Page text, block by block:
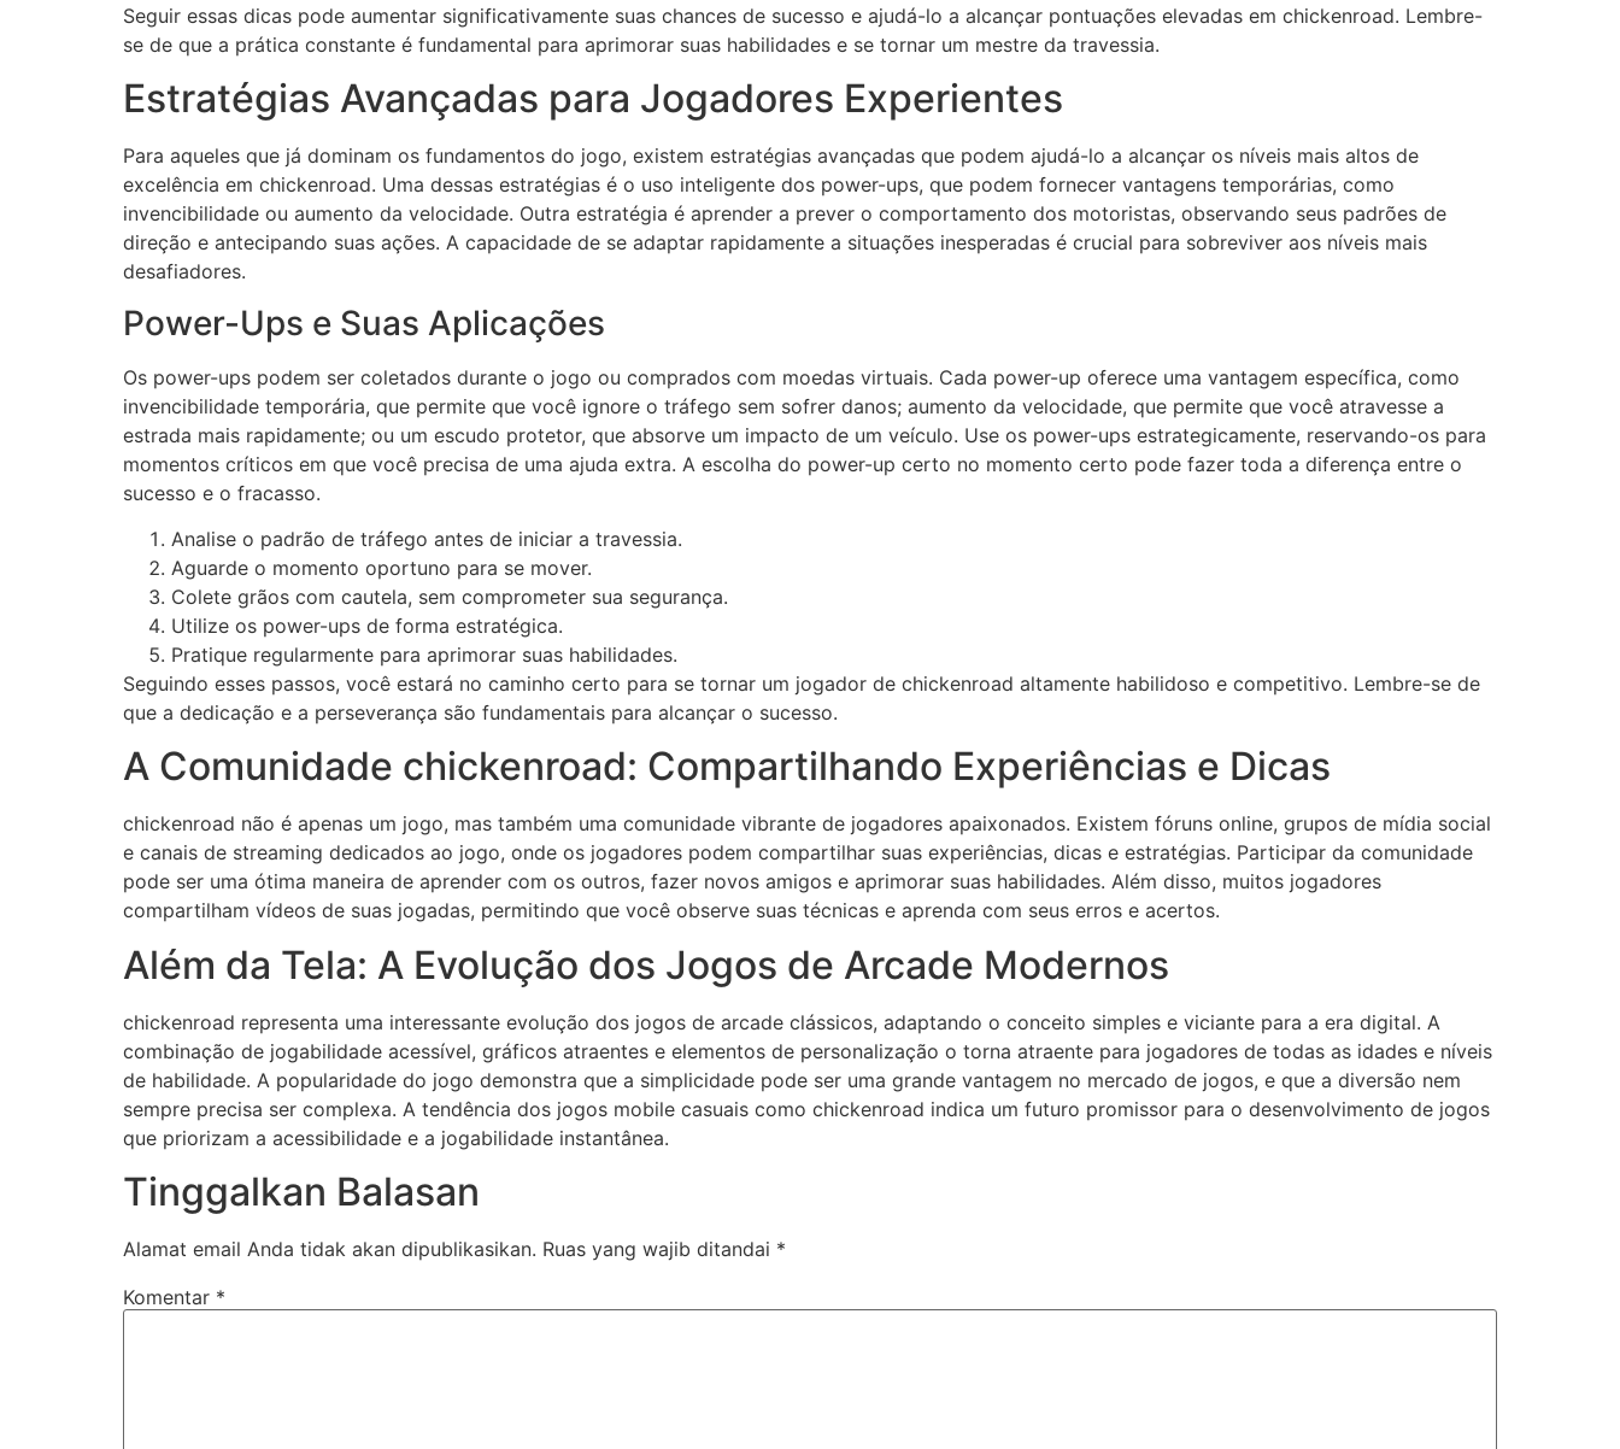
Seguir essas dicas pode aumentar significativamente suas chances de sucesso e ajudá-lo a alcançar pontuações elevadas em chickenroad. Lembre-
se de que a prática constante é fundamental para aprimorar suas habilidades e se tornar um mestre da travessia.
Estratégias Avançadas para Jogadores Experientes
Para aqueles que já dominam os fundamentos do jogo, existem estratégias avançadas que podem ajudá-lo a alcançar os níveis mais altos de
excelência em chickenroad. Uma dessas estratégias é o uso inteligente dos power-ups, que podem fornecer vantagens temporárias, como
invencibilidade ou aumento da velocidade. Outra estratégia é aprender a prever o comportamento dos motoristas, observando seus padrões de
direção e antecipando suas ações. A capacidade de se adaptar rapidamente a situações inesperadas é crucial para sobreviver aos níveis mais
desafiadores.
Power-Ups e Suas Aplicações
Os power-ups podem ser coletados durante o jogo ou comprados com moedas virtuais. Cada power-up oferece uma vantagem específica, como
invencibilidade temporária, que permite que você ignore o tráfego sem sofrer danos; aumento da velocidade, que permite que você atravesse a
estrada mais rapidamente; ou um escudo protetor, que absorve um impacto de um veículo. Use os power-ups estrategicamente, reservando-os para
momentos críticos em que você precisa de uma ajuda extra. A escolha do power-up certo no momento certo pode fazer toda a diferença entre o
sucesso e o fracasso.
Analise o padrão de tráfego antes de iniciar a travessia.
Aguarde o momento oportuno para se mover.
Colete grãos com cautela, sem comprometer sua segurança.
Utilize os power-ups de forma estratégica.
Pratique regularmente para aprimorar suas habilidades.
Seguindo esses passos, você estará no caminho certo para se tornar um jogador de chickenroad altamente habilidoso e competitivo. Lembre-se de
que a dedicação e a perseverança são fundamentais para alcançar o sucesso.
A Comunidade chickenroad: Compartilhando Experiências e Dicas
chickenroad não é apenas um jogo, mas também uma comunidade vibrante de jogadores apaixonados. Existem fóruns online, grupos de mídia social
e canais de streaming dedicados ao jogo, onde os jogadores podem compartilhar suas experiências, dicas e estratégias. Participar da comunidade
pode ser uma ótima maneira de aprender com os outros, fazer novos amigos e aprimorar suas habilidades. Além disso, muitos jogadores
compartilham vídeos de suas jogadas, permitindo que você observe suas técnicas e aprenda com seus erros e acertos.
Além da Tela: A Evolução dos Jogos de Arcade Modernos
chickenroad representa uma interessante evolução dos jogos de arcade clássicos, adaptando o conceito simples e viciante para a era digital. A
combinação de jogabilidade acessível, gráficos atraentes e elementos de personalização o torna atraente para jogadores de todas as idades e níveis
de habilidade. A popularidade do jogo demonstra que a simplicidade pode ser uma grande vantagem no mercado de jogos, e que a diversão nem
sempre precisa ser complexa. A tendência dos jogos mobile casuais como chickenroad indica um futuro promissor para o desenvolvimento de jogos
que priorizam a acessibilidade e a jogabilidade instantânea.
Tinggalkan Balasan
Alamat email Anda tidak akan dipublikasikan. Ruas yang wajib ditandai *
Komentar *